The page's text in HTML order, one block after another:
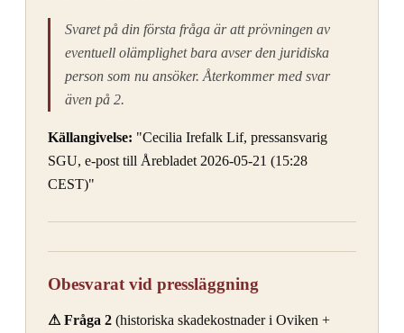
Svaret på din första fråga är att prövningen av
eventuell olämplighet bara avser den juridiska
person som nu ansöker. Återkommer med svar
även på 2.
Källangivelse: "Cecilia Irefalk Lif, pressansvarig
SGU, e-post till Årebladet 2026-05-21 (15:28
CEST)"
Obesvarat vid pressläggning
⚠ Fråga 2 (historiska skadekostnader i Oviken +